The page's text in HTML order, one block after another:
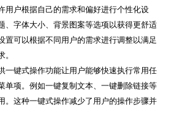
用户根据自己的需求和偏好进行个性化设
、字体大小、背景图案等选项以获得更舒适
置可以根据不同用户的需求进行调整以满足
一键式操作功能让用户能够快速执行常用任
单项。例如一键复制文本、一键删除链接等
。这种一键式操作减少了用户的操作步骤并